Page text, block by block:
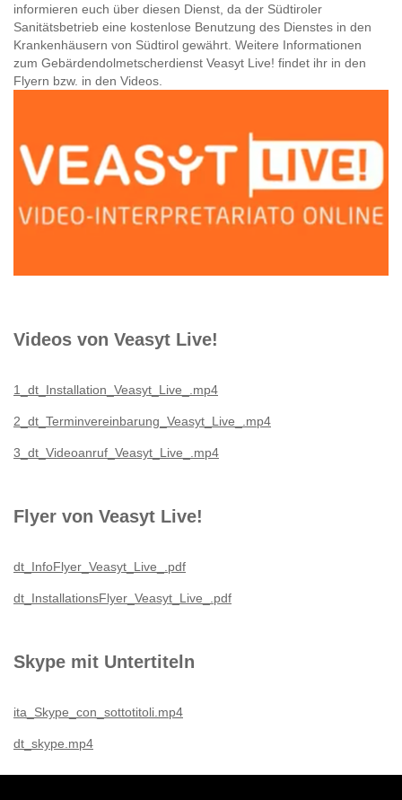
informieren euch über diesen Dienst, da der Südtiroler
Sanitätsbetrieb eine kostenlose Benutzung des Dienstes in den
Krankenhäusern von Südtirol gewährt. Weitere Informationen
zum Gebärdendolmetscherdienst Veasyt Live! findet ihr in den
Flyern bzw. in den Videos.
Videos von Veasyt Live!
1_dt_Installation_Veasyt_Live_.mp4
2_dt_Terminvereinbarung_Veasyt_Live_.mp4
3_dt_Videoanruf_Veasyt_Live_.mp4
Flyer von Veasyt Live!
dt_InfoFlyer_Veasyt_Live_.pdf
dt_InstallationsFlyer_Veasyt_Live_.pdf
Skype mit Untertiteln
ita_Skype_con_sottotitoli.mp4
dt_skype.mp4